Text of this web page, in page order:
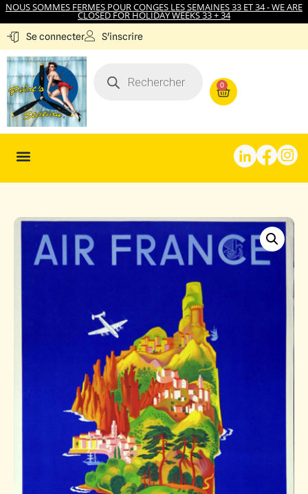
NOUS SOMMES FERMES POUR CONGES LES SEMAINES 33 ET 34 - WE ARE
CLOSED FOR HOLIDAY WEEKS 33 + 34
Se connecter S'inscrire
0